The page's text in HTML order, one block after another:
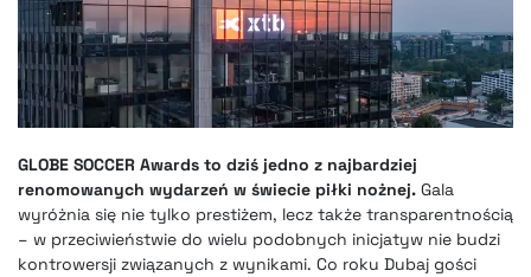
GLOBE SOCCER Awards to dziś jedno z najbardziej
renomowanych wydarzeń w świecie piłki nożnej. Gala
wyróżnia się nie tylko prestiżem, lecz także transparentnością
– w przeciwieństwie do wielu podobnych inicjatyw nie budzi
kontrowersji związanych z wynikami. Co roku Dubaj gości